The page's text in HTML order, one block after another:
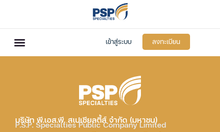
เข้าสู่ระบบ ลงทะเบียน
บริษัท พี.เอส.พี. สเปเชียลตี้ส์ จำกัด (มหาชน)
P.S.P. Specialties Public Company Limited